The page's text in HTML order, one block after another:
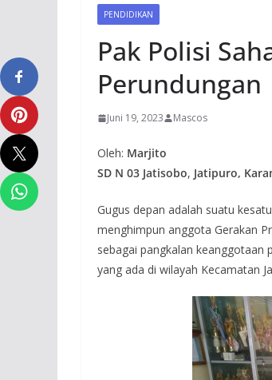
PENDIDIKAN
Pak Polisi
Perundungan
Juni 19, 2023 Mascos
Oleh: Marjito
SD N 03 Jatisobo, Jatipuro,
Gugus depan adalah suatu
menghimpun anggota Gerakan
sebagai pangkalan keanggotaan
yang ada di wilayah Kecamatan